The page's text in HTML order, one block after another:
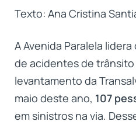
Texto: Ana Cristina
A Avenida Paralela
de acidentes de trânsito
levantamento da
maio deste ano, 107
em sinistros na via.